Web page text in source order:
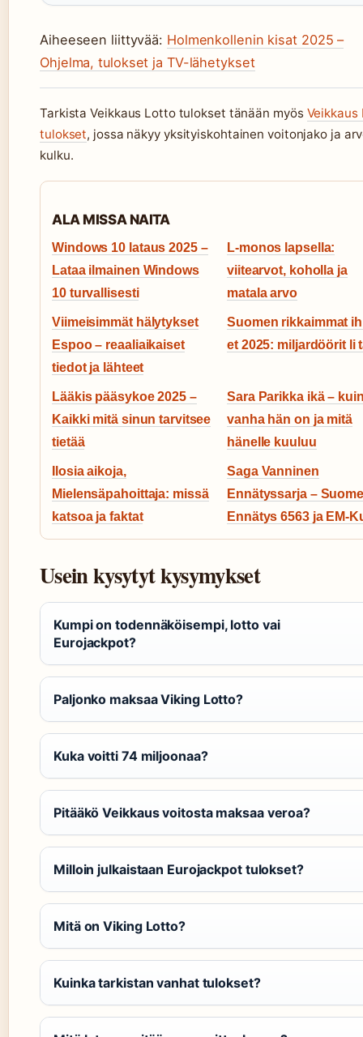
Aiheeseen liittyvää: Holmenkollenin kisat 2025 –
Ohjelma, tulokset ja TV-lähetykset
Tarkista Veikkaus Lotto tulokset tänään myös Veikkaus
tulokset, jossa näkyy yksityiskohtainen voitonjako ja
kulku.
ALA MISSA NAITA
Windows 10 lataus 2025 –
Lataa ilmainen Windows
10 turvallisesti
L-monos lapsella:
viitearvot, koholla ja
matala arvo
Viimeisimmät hälytykset
Espoo – reaaliaikaiset
tiedot ja lähteet
Suomen rikkaimmat
et 2025: miljardöörit li
Lääkis pääsykoe 2025 –
Kaikki mitä sinun tarvitsee
tietää
Sara Parikka ikä –
vanha hän on ja mitä
hänelle kuuluu
Ilosia aikoja,
Mielensäpahoittaja: missä
katsoa ja faktat
Saga Vanninen
Ennätyssarja –
Ennätys 6563 ja EM-
Usein kysytyt kysymykset
Kumpi on todennäköisempi, lotto vai
Eurojackpot?
Paljonko maksaa Viking Lotto?
Kuka voitti 74 miljoonaa?
Pitääkö Veikkaus voitosta maksaa veroa?
Milloin julkaistaan Eurojackpot tulokset?
Mitä on Viking Lotto?
Kuinka tarkistan vanhat tulokset?